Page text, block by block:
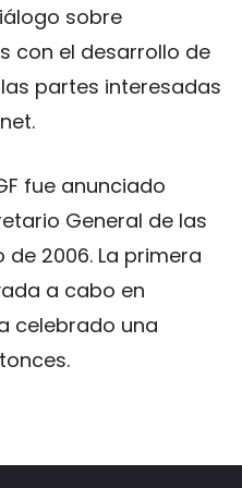
sobre
con el desarrollo de
partes interesadas
fue anunciado
General de las
de 2006. La primera
a cabo en
celebrado una